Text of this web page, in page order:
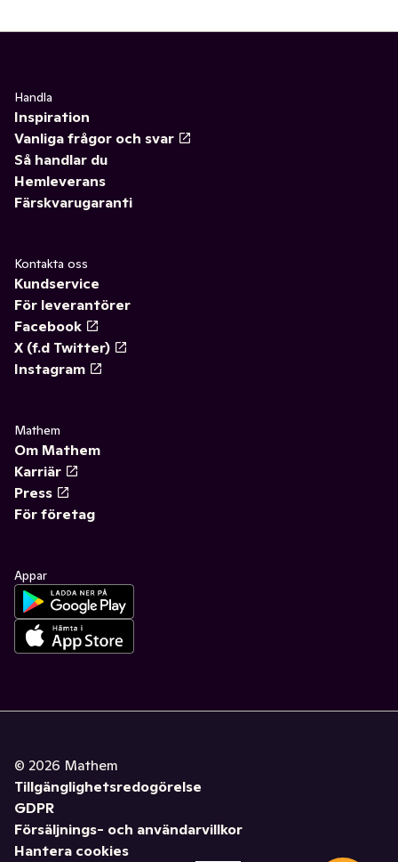
Handla
Inspiration
Vanliga frågor och svar
Så handlar du
Hemleverans
Färskvarugaranti
Kontakta oss
Kundservice
För leverantörer
Facebook
X (f.d Twitter)
Instagram
Mathem
Om Mathem
Karriär
Press
För företag
Appar
© 2026 Mathem
Tillgänglighetsredogörelse
GDPR
Försäljnings- och användarvillkor
Hantera cookies